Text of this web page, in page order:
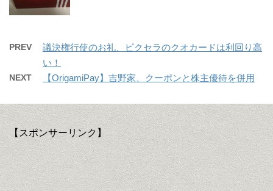
PREV
議決権行使のお礼、ピクセラのクオカードは利回り高
い！
NEXT 【OrigamiPay】吉野家、クーポンと株主優待を併用
【スポンサーリンク】